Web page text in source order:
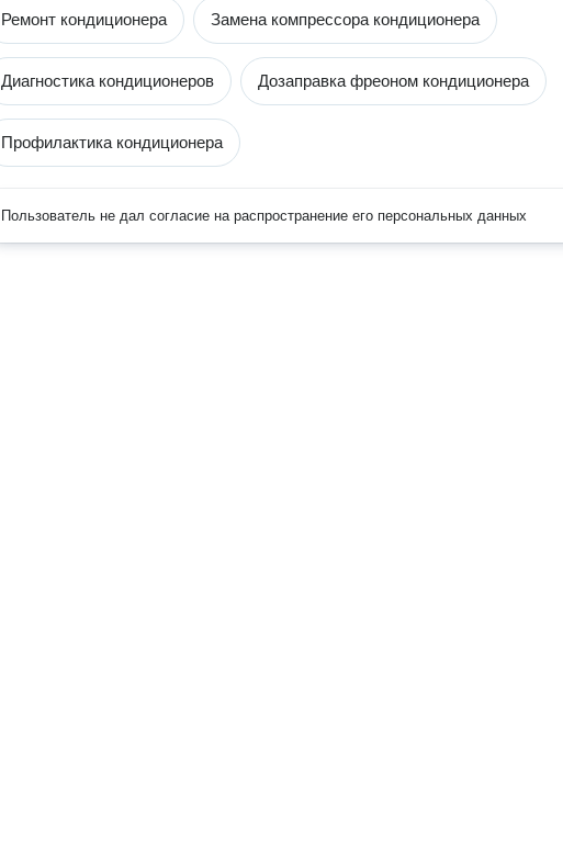
Ремонт кондиционера Замена компрессора кондиционера
Диагностика кондиционеров Дозаправка фреоном кондиционера
Профилактика кондиционера
Пользователь не дал согласие на распространение его персональных данных